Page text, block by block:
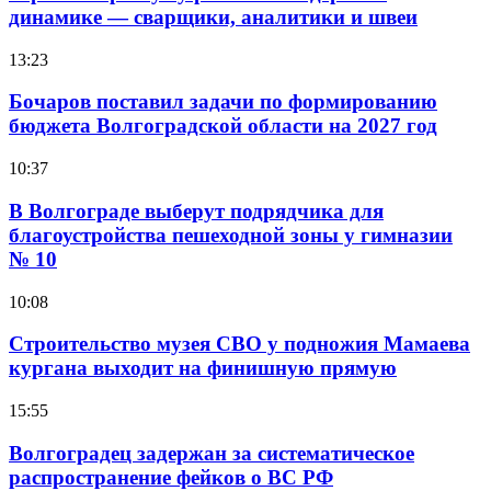
динамике — сварщики, аналитики и швеи
13:23
Бочаров поставил задачи по формированию
бюджета Волгоградской области на 2027 год
10:37
В Волгограде выберут подрядчика для
благоустройства пешеходной зоны у гимназии
№ 10
10:08
Строительство музея СВО у подножия Мамаева
кургана выходит на финишную прямую
15:55
Волгоградец задержан за систематическое
распространение фейков о ВС РФ